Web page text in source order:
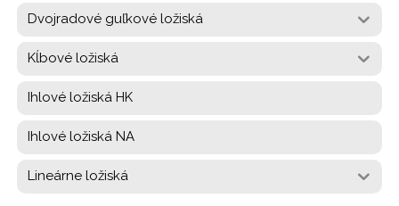
Dvojradové guľkové ložiská
Kĺbové ložiská
Ihlové ložiská HK
Ihlové ložiská NA
Lineárne ložiská